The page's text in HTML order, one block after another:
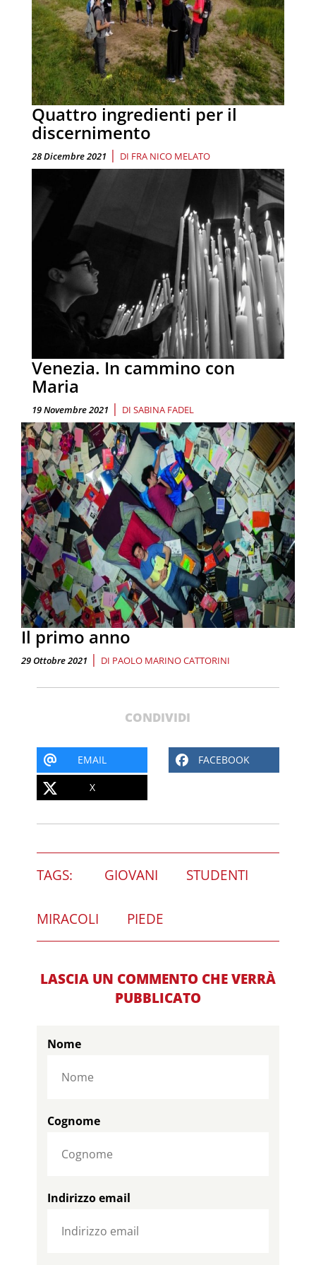
Quattro ingredienti per il
discernimento
28 Dicembre 2021 | DI FRA NICO MELATO
Venezia. In cammino con
Maria
19 Novembre 2021 | DI SABINA FADEL
Il primo anno
29 Ottobre 2021 | DI PAOLO MARINO CATTORINI
CONDIVIDI
EMAIL FACEBOOK
X
TAGS: GIOVANI STUDENTI
MIRACOLI PIEDE
LASCIA UN COMMENTO CHE VERRÀ
PUBBLICATO
Nome
Cognome
Indirizzo email